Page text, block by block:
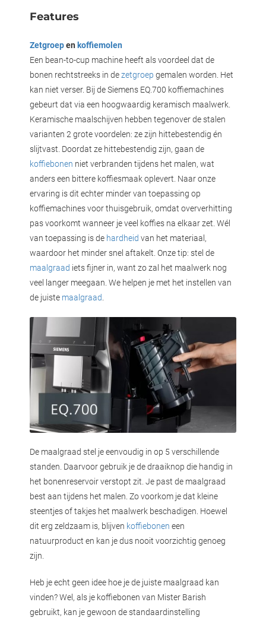
Features
Zetgroepen koffiemolen
Een bean-to-cup machine heeft als voordeel dat de
bonen rechtstreeks in dezetgroep gemalen worden. Het
kan niet verser. Bij de Siemens EQ.700 koffiemachines
gebeurt dat via een hoogwaardig keramisch maalwerk.
Keramische maalschijven hebben tegenover de stalen
varianten 2 grote voordelen: ze zijn hittebestendig én
slijtvast. Doordat ze hittebestendig zijn, gaan de
koffiebonen niet verbranden tijdens het malen, wat
anders een bittere koffiesmaak oplevert. Naar onze
ervaring is dit echter minder van toepassing op
koffiemachines voor thuisgebruik, omdat oververhitting
pas voorkomt wanneer je veel koffies na elkaar zet. Wél
van toepassing is de hardheid van het materiaal,
waardoor het minder snel aftakelt. Onze tip: stel de
maalgraad iets fijner in, want zo zal het maalwerk nog
veel langer meegaan. We helpen je met het instellen van
de juiste maalgraad
De maalgraad stel je eenvoudig in op 5 verschillende
standen. Daarvoor gebruik je de draaiknop die handig in
het bonenreservoir verstopt zit. Je past de maalgraad
best aan tijdens het malen. Zo voorkom je dat kleine
steentjes of takjes het maalwerk beschadigen. Hoewel
dit erg zeldzaam is, blijven koffiebonen een
natuurproduct en kan je dus nooit voorzichtig genoeg
zijn.
Heb je echt geen idee hoe je de juiste maalgraad kan
vinden? Wel, als je koffiebonen van Mister Barish
gebruikt, kan je gewoon de standaardinstelling